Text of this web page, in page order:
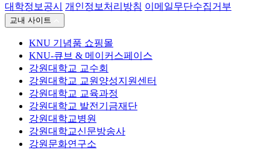
대학정보공시 개인정보처리방침 이메일무단수집거부
교내 사이트
KNU 기념품 쇼핑몰
KNU-큐브 & 메이커스페이스
강원대학교 교수회
강원대학교 교원양성지원센터
강원대학교 교육과정
강원대학교 발전기금재단
강원대학교병원
강원대학교신문방송사
강원문화연구소